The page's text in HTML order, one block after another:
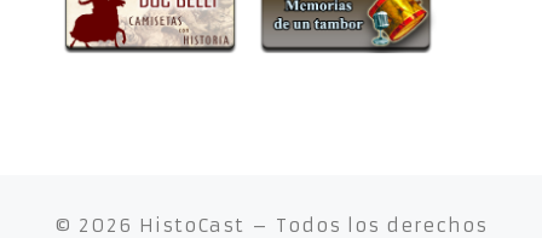
© 2026 HistoCast – Todos los derechos